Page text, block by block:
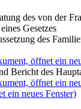
des von der
Gesetzes
des
öffnet ein
Bericht des
öffnet ein
ein neues Fenster)